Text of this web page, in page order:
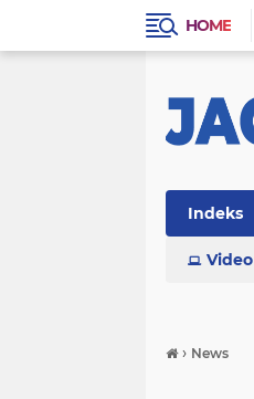
HOME
Indeks
Video
› News